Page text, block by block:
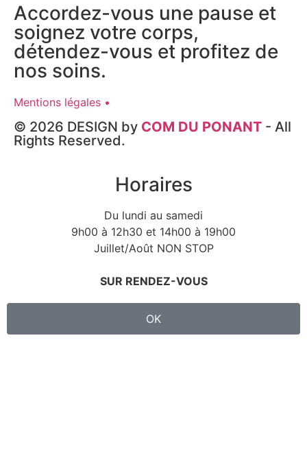
Accordez-vous une pause et
soignez votre corps,
détendez-vous et profitez de
nos soins.​
Mentions légales •
© 2026 DESIGN by COM DU PONANT - All
Rights Reserved.
Horaires
Du lundi au samedi
9h00 à 12h30 et 14h00 à 19h00
Juillet/Août NON STOP
SUR RENDEZ-VOUS
OK